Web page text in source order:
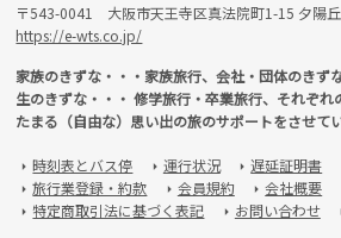
〒543-0041 大阪市天王寺区真法院町1-15 夕陽
https://e-wts.co.jp/
家族のきずな・・・家族旅行、会社・団体のきず
生のきずな・・・ 修学旅行・卒業旅行、それぞ
たまる（自由な）思い出の旅のサポートをさせて
arrow_right 時刻表とバス停 arrow_right 運行状況 arrow_right遅延証明書
arrow_right旅行業登録・約款 arrow_right 会員規約 arrow_right会社概要
arrow_right特定商取引法に基づく表記 arrow_right お問い合わせ